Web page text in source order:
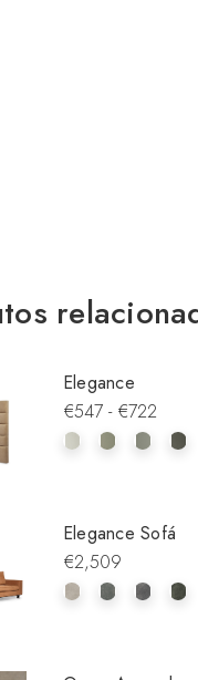
Elegance
€547 - €722
Elegance Sofá
€2,509